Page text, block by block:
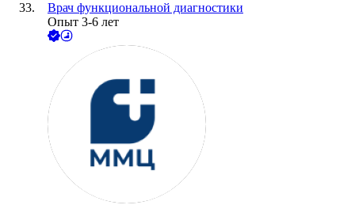
Врач функциональной диагностики
Опыт 3-6 лет